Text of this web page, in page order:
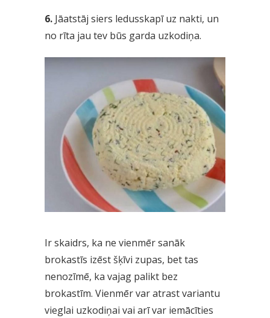
6. Jāatstāj siers ledusskapī uz nakti, un
no rīta jau tev būs garda uzkodiņa.
Ir skaidrs, ka ne vienmēr sanāk
brokastīs izēst šķīvi zupas, bet tas
nenozīmē, ka vajag palikt bez
brokastīm. Vienmēr var atrast variantu
vieglai uzkodiņai vai arī var iemācīties